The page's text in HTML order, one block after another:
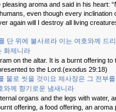
aroma and said in his heart:
even though every inclination
again will I destroy all living
단 위에 불사르라 이는 여호와께 드
화제니라
on the altar. It is a burnt offering to
to the Lord.(exodus 29:18)
물로 씻을 것이요 제사장은 그 전부를
와께 향기로운 냄새니라
organs and the legs with water,
offering, a food offering, an aroma